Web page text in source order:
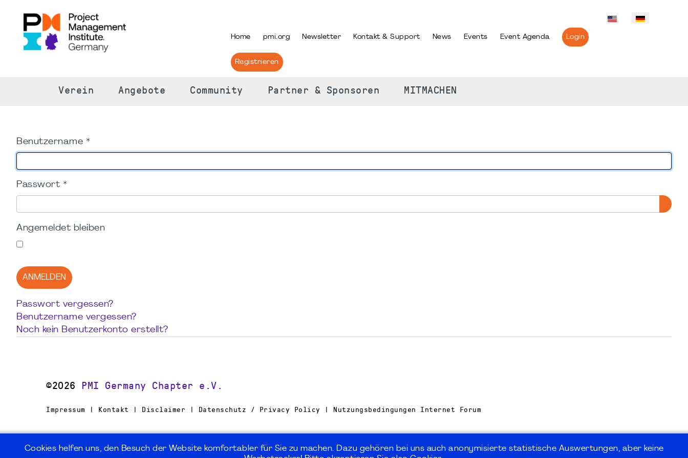
Home pmi.org Newsletter Kontakt & Support News Events Event Agenda Login
Registrieren
Verein Angebote Community Partner & Sponsoren MITMACHEN
Benutzername *
Passwort *
Angemeldet bleiben
ANMELDEN
Passwort vergessen?
Benutzername vergessen?
Noch kein Benutzerkonto erstellt?
©2026 PMI Germany Chapter e.V.
Impressum | Kontakt | Disclaimer | Datenschutz / Privacy Policy | Nutzungsbedingungen Internet Forum
Cookies helfen uns, den Besuch der Website komfortabler für Sie zu machen. Dazu gehören bei uns auch anonymisierte statistische Auswertungen, aber keine